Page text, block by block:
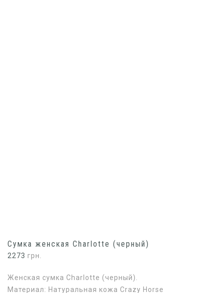
Сумка женская Charlotte (черный)
2273 грн.
Женская сумка Charlotte (черный).
Материал: Натуральная кожа Crazy Horse